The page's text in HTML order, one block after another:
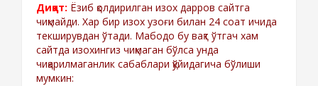
Диққат: Ёзиб қолдирилган изох дарров сайтга
чиқмайди. Хар бир изох узоғи билан 24 соат ичида
текширувдан ўтади. Мабодо бу вақт ўтгач хам
сайтда изохингиз чиқмаган бўлса унда
чиқарилмаганлик сабаблари қўйидагича бўлиши
мумкин: